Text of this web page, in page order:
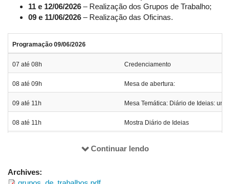
11 e 12/06/2026 – Realização dos Grupos de Trabalho;
09 e 11/06/2026 – Realização das Oficinas.
Programação 09/06/2026
07 até 08h Credenciamento
08 até 09h Mesa de abertura:
09 até 11h Mesa Temática: Diário de Ideias:
08 até 11h Mostra Diário de Ideias
Oficinas: coordenação geral Vaneide
Continuar lendo
Archives: